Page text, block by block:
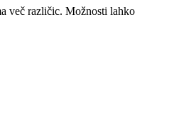
več različic. Možnosti lahko